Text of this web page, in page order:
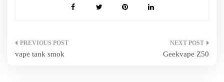
Artikkelien
vape tank smok Geekvape Z50